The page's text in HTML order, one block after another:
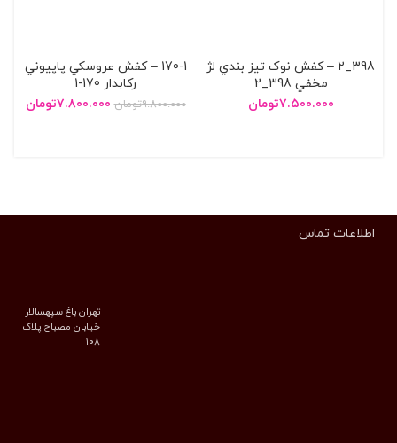
398_2 – کفش نوک تيز بندي لژ
مخفي 398_2
۷.۵۰۰.۰۰۰تومان
170-1 – کفش عروسکي پاپيوني
رکابدار 170-1
۹.۸۰۰.۰۰۰تومان ۷.۸۰۰.۰۰۰تومان
اطلاعات تماس
تهران باغ سپهسالار
خیابان مصباح پلاک
۱۰۸